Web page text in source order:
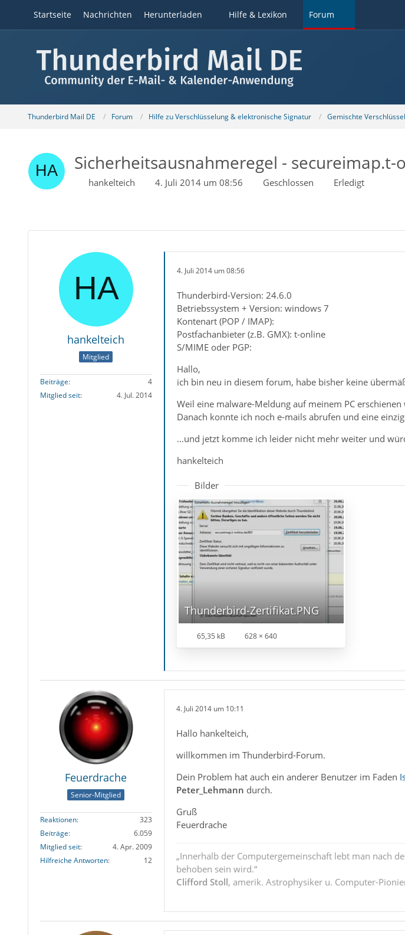
Startseite Nachrichten Herunterladen Hilfe & Lexikon Forum
Thunderbird Mail DE Forum Hilfe zu Verschlüsselung & elektronische Signatur Gemischte
Sicherheitsausnahmeregel - secureimap.t-
hankelteich 4. Juli 2014 um 08:56 Geschlossen Erledigt
hankelteich
Mitglied
Beiträge
4
Mitglied seit
4. Jul. 2014
4. Juli 2014 um 08:56
Thunderbird-Version: 24.6.0
Betriebssystem + Version: windows 7
Kontenart (POP / IMAP):
Postfachanbieter (z.B. GMX): t-online
S/MIME oder PGP:
Hallo,
ich bin neu in diesem forum, habe bisher keine
Weil eine malware-Meldung auf meinem PC
Danach konnte ich noch e-mails abrufen und eine
...und jetzt komme ich leider nicht mehr weiter und
hankelteich
Bilder
Thunderbird-Zertifikat.PNG
65,35 kB 628 × 640
Feuerdrache
Senior-Mitglied
Reaktionen
323
Beiträge
6.059
Mitglied seit
4. Apr. 2009
Hilfreiche Antworten
12
4. Juli 2014 um 10:11
Hallo hankelteich,
willkommen im Thunderbird-Forum.
Dein Problem hat auch ein anderer Benutzer im Faden
Peter_Lehmann durch.
Gruß
Feuerdrache
„Innerhalb der Computergemeinschaft lebt man nach
behoben sein wird.“
Clifford Stoll, amerik. Astrophysiker u. Computer-